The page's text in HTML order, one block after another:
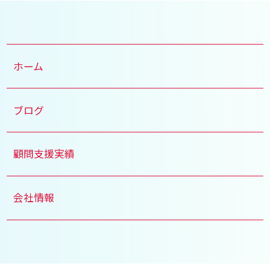
ホーム
ブログ
顧問支援実績
会社情報